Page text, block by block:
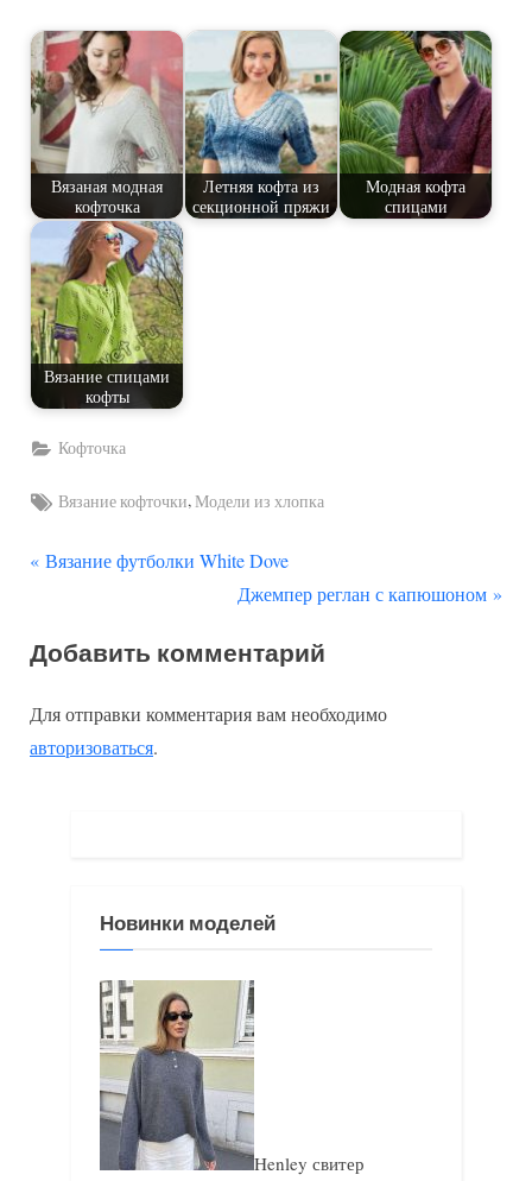
Вязаная модная
кофточка
Летняя кофта из
секционной пряжи
Модная кофта
спицами
Вязание спицами
кофты
Кофточка
Tags:
Вязание кофточки,Модели из хлопка
Навигация
записям
П
д
д
у
Вязание футболки White Dove
С
е
у
а
и
с
ь
:
Джемпер реглан с капюшоном
Добавить комментарий
Для отправки комментария вам необходимо
авторизоваться.
Новинки моделей
Henley свитер